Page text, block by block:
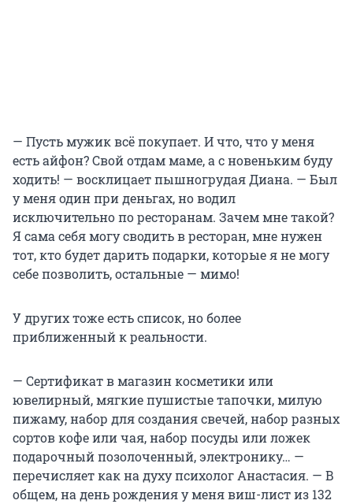
— Пусть мужик всё покупает. И что, что у меня
есть айфон? Свой отдам маме, а с новеньким буду
ходить! — восклицает пышногрудая Диана. — Был
у меня один при деньгах, но водил
исключительно по ресторанам. Зачем мне такой?
Я сама себя могу сводить в ресторан, мне нужен
тот, кто будет дарить подарки, которые я не могу
себе позволить, остальные — мимо!
У других тоже есть список, но более
приближенный к реальности.
— Сертификат в магазин косметики или
ювелирный, мягкие пушистые тапочки, милую
пижаму, набор для создания свечей, набор разных
сортов кофе или чая, набор посуды или ложек
подарочный позолоченный, электронику… —
перечисляет как на духу психолог Анастасия. — В
общем, на день рождения у меня виш-лист из 132